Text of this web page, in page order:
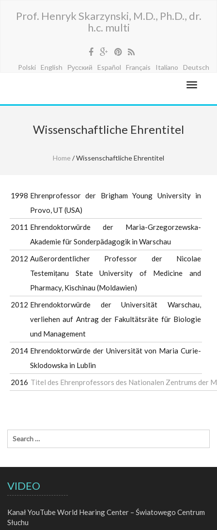
Prof. Henryk Skarzynski, M.D., Ph.D., dr.
h.c. multi
Polski English Русский Español Français Italiano Deutsch
Wissenschaftliche Ehrentitel
Home / Wissenschaftliche Ehrentitel
1998 Ehrenprofessor der Brigham Young University in
Provo, UT (USA)
2011 Ehrendoktorwürde der Maria-Grzegorzewska-
Akademie für Sonderpädagogik in Warschau
2012 Außerordentlicher Professor der Nicolae
Testemițanu State University of Medicine and
Pharmacy, Kischinau (Moldawien)
2012 Ehrendoktorwürde der Universität Warschau,
verliehen auf Antrag der Fakultätsräte für Biologie
und Management
2014 Ehrendoktorwürde der Universität von Maria Curie-
Sklodowska in Lublin
2016 Titel des Ehrenprofessors des Nationalen Zentrums der
VIDEO
Kanał YouTube World Hearing Center – Światowego Centrum
Słuchu